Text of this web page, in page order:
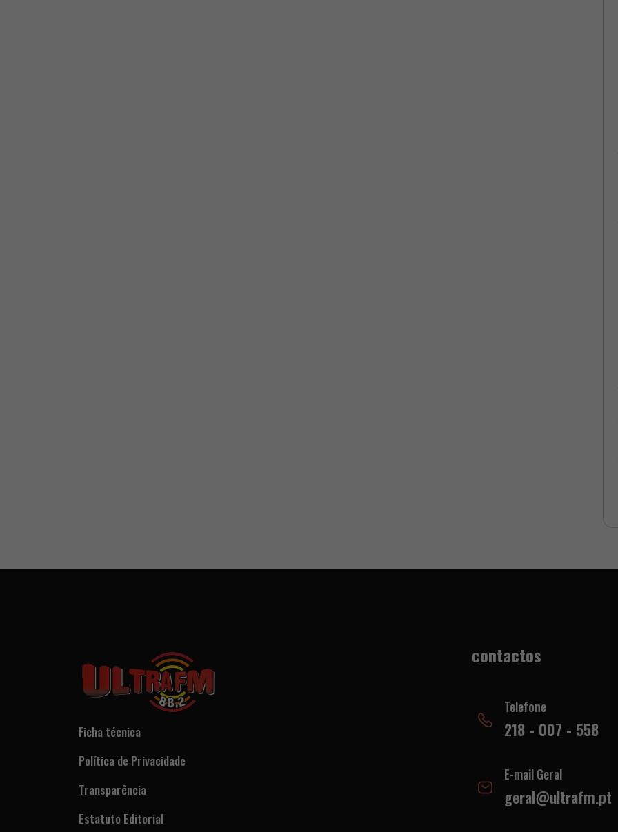
Ficha técnica
Política de Privacidade
Transparência
Estatuto Editorial
contactos
Telefone
218 - 007 - 558
E-mail Geral
geral@ultrafm.pt